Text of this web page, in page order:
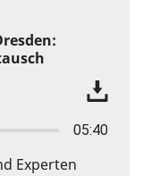
05:40
Experten